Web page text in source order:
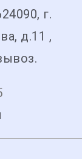
г.
д.11 ,